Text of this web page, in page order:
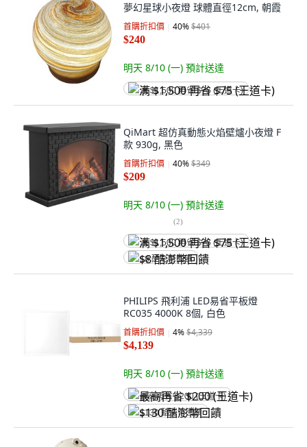
夢幻星球小夜燈 球體直徑12cm, 朝霞
首購折扣價 40%$401
$240
明天 8/10 (一) 預計送達
满 $1,500 再省 $75 (王道卡)
QiMart 超仿真動態火焰壁爐小夜燈 F
款 930g, 黑色
首購折扣價 40%$349
$209
明天 8/10 (一) 預計送達
(2)
满 $1,500 再省 $75 (王道卡)
$8 酷澎幣回饋
PHILIPS 飛利浦 LED易省平板燈
RC035 4000K 8個, 白色
首購折扣價 4%$4,339
$4,139
明天 8/10 (一) 預計送達
最高再省 $200 (王道卡)
$130 酷澎幣回饋